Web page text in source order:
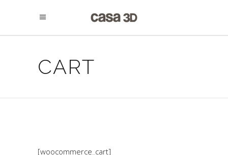
CART
[woocommerce_cart]